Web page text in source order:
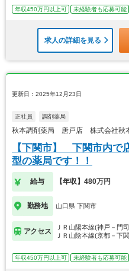
年収450万円以上可 未経験者も応募可能
求人の詳細を見る
更新日：2025年12月23日
正社員 調剤薬局
秋本調剤薬局 唐戸店 株式会社秋
【下関市】 下関市内で
型の薬局です！！
給与 【年収】480万円
勤務地 山口県 下関市
アクセス
ＪＲ山陽本線(神戸－門
ＪＲ山陰本線(京都－下
年収450万円以上可 未経験者も応募可能